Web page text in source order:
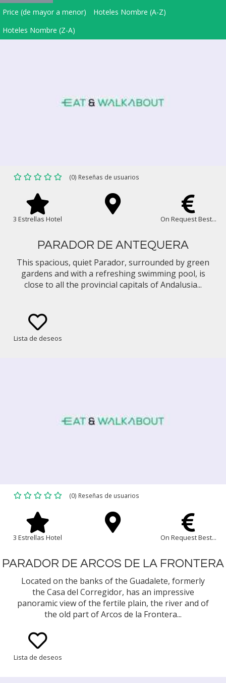
Price (de mayor a menor)
Hoteles Nombre (A-Z)
Hoteles Nombre (Z-A)
(0) Reseñas de usuarios
3 Estrellas Hotel On Request Best...
PARADOR DE ANTEQUERA
This spacious, quiet Parador, surrounded by green
gardens and with a refreshing swimming pool, is
close to all the provincial capitals of Andalusia...
Lista de deseos
(0) Reseñas de usuarios
3 Estrellas Hotel On Request Best...
PARADOR DE ARCOS DE LA FRONTERA
Located on the banks of the Guadalete, formerly
the Casa del Corregidor, has an impressive
panoramic view of the fertile plain, the river and of
the old part of Arcos de la Frontera...
Lista de deseos